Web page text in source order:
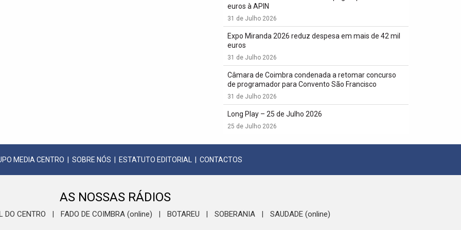
euros à APIN
31 de Julho 2026
Expo Miranda 2026 reduz despesa em mais de 42 mil
euros
31 de Julho 2026
Câmara de Coimbra condenada a retomar concurso
de programador para Convento São Francisco
31 de Julho 2026
Long Play – 25 de Julho 2026
25 de Julho 2026
MEDIA CENTRO SOBRE NÓS ESTATUTO EDITORIAL CONTACTOS
AS NOSSAS RÁDIOS
DO CENTRO FADO DE COIMBRA (online) BOTAREU SOBERANIA SAUDADE (online)